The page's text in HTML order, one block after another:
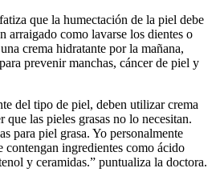
que la humectación de la piel debe
arraigado como lavarse los dientes o
crema hidratante por la mañana,
prevenir manchas, cáncer de piel y
del tipo de piel, deben utilizar crema
que las pieles grasas no lo necesitan.
para piel grasa. Yo personalmente
contengan ingredientes como ácido
y ceramidas.” puntualiza la doctora.